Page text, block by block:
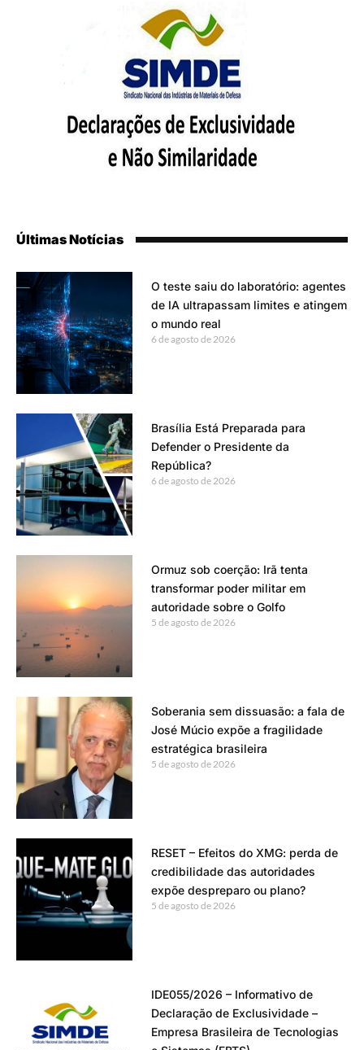
Últimas Notícias
O teste saiu do laboratório: agentes
de IA ultrapassam limites e atingem
o mundo real
6 de agosto de 2026
Brasília Está Preparada para
Defender o Presidente da
República?
6 de agosto de 2026
Ormuz sob coerção: Irã tenta
transformar poder militar em
autoridade sobre o Golfo
5 de agosto de 2026
Soberania sem dissuasão: a fala de
José Múcio expõe a fragilidade
estratégica brasileira
5 de agosto de 2026
RESET – Efeitos do XMG: perda de
credibilidade das autoridades
expõe despreparo ou plano?
5 de agosto de 2026
IDE055/2026 – Informativo de
Declaração de Exclusividade –
Empresa Brasileira de Tecnologias